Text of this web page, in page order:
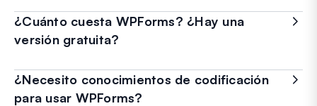
¿Cuánto cuesta WPForms? ¿Hay una
versión gratuita?
¿Necesito conocimientos de codificación
para usar WPForms?